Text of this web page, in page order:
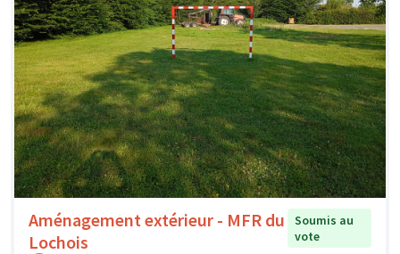
Aménagement extérieur - MFR du
Lochois
Soumis au
vote